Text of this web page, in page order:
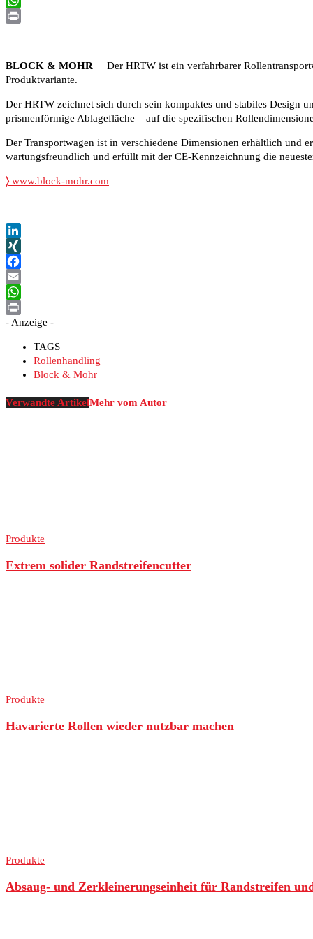
WhatsApp
BLOCK & MOHR Der HRTW ist ein verfahrbarer
Produktvariante.
Der HRTW zeichnet sich durch sein kompaktes und stabiles Design
prismenförmige Ablagefläche – auf die spezifischen
Der Transportwagen ist in verschiedene Dimensionen erhältlich und
wartungsfreundlich und erfüllt mit der CE-Kennzeichnung die
〉 www.block-mohr.com
LinkedIn
XING
Facebook
Email
WhatsApp
Print
- Anzeige -
TAGS
Rollenhandling
Block & Mohr
Verwandte ArtikelMehr vom Autor
Produkte
Extrem solider Randstreifencutter
Produkte
Havarierte Rollen wieder nutzbar machen
Produkte
Absaug- und Zerkleinerungseinheit für Randstreifen